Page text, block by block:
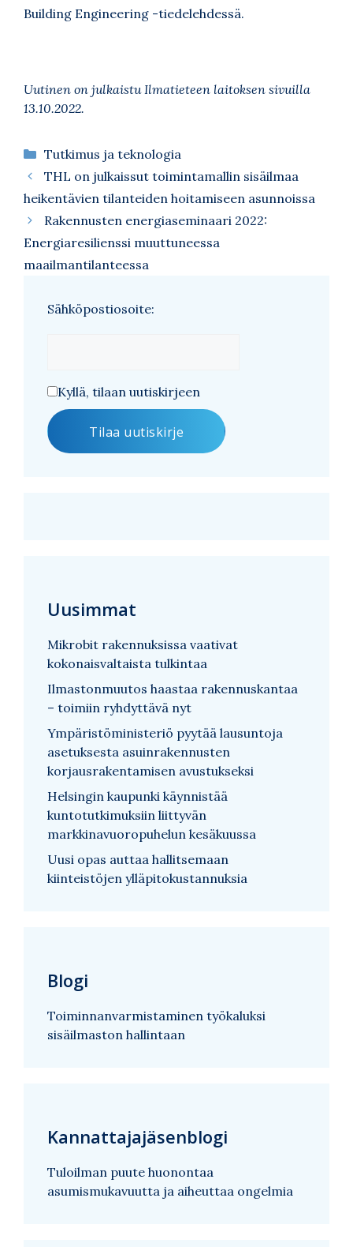
Building Engineering -tiedelehdessä.
Uutinen on julkaistu Ilmatieteen laitoksen sivuilla
13.10.2022.
Kategoriat
Tutkimus ja teknologia
THL on julkaissut toimintamallin sisäilmaa
heikentävien tilanteiden hoitamiseen asunnoissa
Rakennusten energiaseminaari 2022:
Energiaresilienssi muuttuneessa
maailmantilanteessa
Sähköpostiosoite:
Kyllä, tilaan uutiskirjeen
Uusimmat
Mikrobit rakennuksissa vaativat
kokonaisvaltaista tulkintaa
Ilmastonmuutos haastaa rakennuskantaa
– toimiin ryhdyttävä nyt
Ympäristöministeriö pyytää lausuntoja
asetuksesta asuinrakennusten
korjausrakentamisen avustukseksi
Helsingin kaupunki käynnistää
kuntotutkimuksiin liittyvän
markkinavuoropuhelun kesäkuussa
Uusi opas auttaa hallitsemaan
kiinteistöjen ylläpitokustannuksia
Blogi
Toiminnanvarmistaminen työkaluksi
sisäilmaston hallintaan
Kannattajajäsenblogi
Tuloilman puute huonontaa
asumismukavuutta ja aiheuttaa ongelmia